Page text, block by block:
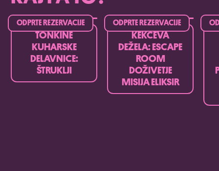
TONKINE
KUHARSKE
DELAVNICE:
ŠTRUKLJI
ODPRTE REZERVACIJE
KEKČEVA
DEŽELA: ESCAPE
ROOM
DOŽIVETJE
MISIJA ELIKSIR
ODPRTE REZERVACIJE